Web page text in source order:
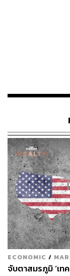
ดอลลาร์ ซึ่งสูงก
ประเมินการเติบ
รายงานจากสำนั
จีนเกินดุลการค้า
คาดการณ์ว่าจะเ
5.83 หมื่นล้านดอ
นักวิเคราะห์หลา
กระตุ้นเพิ่มเติม โ
ทุนสำรองในปลา
และขนาดย่อม
สำหรับความคืบห
ECONOMIC /
จับตาสมรภูมิ ‘เท